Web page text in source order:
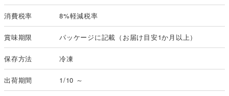
消費税率 8%軽減税率
賞味期限 パッケージに記載（お届け目安1か月以上）
保存方法 冷凍
出荷期間 1/10 ～